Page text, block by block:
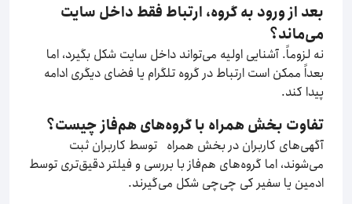
بعد از ورود به گروه، ارتباط فقط داخل سایت
می‌ماند؟
نه لزوماً. آشنایی اولیه می‌تواند داخل سایت شکل بگیرد، اما
بعداً ممکن است ارتباط در گروه تلگرام یا فضای دیگری ادامه
پیدا کند.
تفاوت بخش همراه با گروه‌های هم‌فاز چیست؟
آگهی‌های کاربران در بخش همراه توسط کاربران ثبت
می‌شوند، اما گروه‌های هم‌فاز با بررسی و فیلتر دقیق‌تری توسط
ادمین یا سفیر کی چی‌چی شکل می‌گیرند.